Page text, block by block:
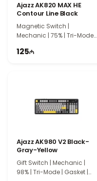
Ajazz AK820 MAX HE
Contour Line Black
Magnetic Switch |
Mechanic | 75% | Tri-Mode |
125
Ajazz AK980 V2 Black-
Gray-Yellow
Gift Switch | Mechanic |
98% | Tri-Mode | Gasket |